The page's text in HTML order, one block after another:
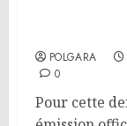
POLGARA
0
Pour cette